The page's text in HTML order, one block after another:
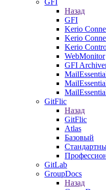
GFI
Назад
GFI
Kerio
Kerio
Kerio
WebMonitor
GFI
GitFlic
Назад
GitFlic
Atlas
Базовый
GitLab
GroupDocs
Назад